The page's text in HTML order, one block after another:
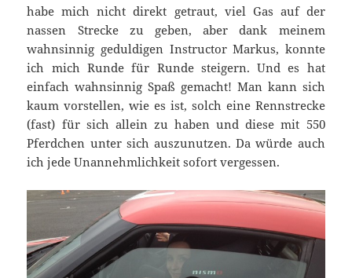
habe mich nicht direkt getraut, viel Gas auf der
nassen Strecke zu geben, aber dank meinem
wahnsinnig geduldigen Instructor Markus, konnte
ich mich Runde für Runde steigern. Und es hat
einfach wahnsinnig Spaß gemacht! Man kann sich
kaum vorstellen, wie es ist, solch eine Rennstrecke
(fast) für sich allein zu haben und diese mit 550
Pferdchen unter sich auszunutzen. Da würde auch
ich jede Unannehmlichkeit sofort vergessen.